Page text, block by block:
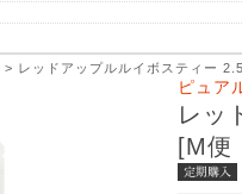
> レッドアップルルイボスティー
ピュア
レッ
[M便